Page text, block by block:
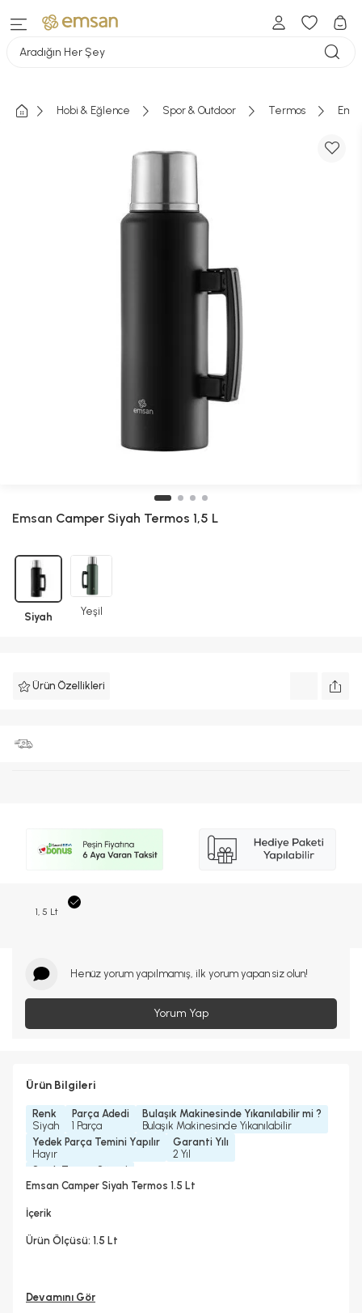
Aradığın Her Şey
Hobi & Eğlence Spor & Outdoor Termos
Emsan Camper Siyah Termos 1,5 L
Siyah Yeşil
Ürün Özellikleri
1, 5 Lt
Henüz yorum yapılmamış, ilk yorum yapan siz olun!
Yorum Yap
Ürün Bilgileri
Renk
Siyah
Parça Adedi
1 Parça
Bulaşık Makinesinde Yıkanılabilir mi ?
Bulaşık Makinesinde Yıkanılabilir
Yedek Parça Temini Yapılır
Hayır
Garanti Yılı
2 Yıl
Sıcak Tutma Süresi
12 Saat
Emsan Camper Siyah Termos 1.5 Lt
İçerik
Ürün Ölçüsü: 1.5 Lt
Devamını Gör